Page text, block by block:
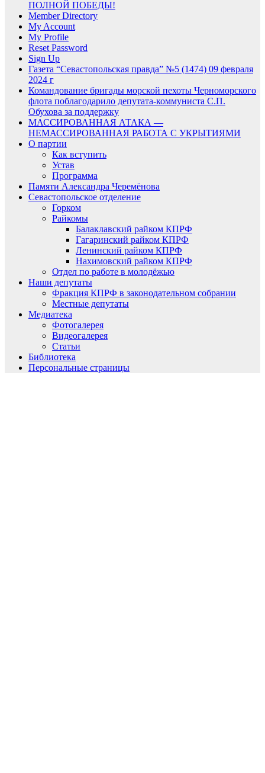
ПОЛНОЙ ПОБЕДЫ!
Member Directory
My Account
My Profile
Reset Password
Sign Up
Газета “Севастопольская правда” №5 (1474) 09 февраля
2024 г
Командование бригады морской пехоты Черноморского
флота поблагодарило депутата-коммуниста С.П.
Обухова за поддержку
МАССИРОВАННАЯ АТАКА —
НЕМАССИРОВАННАЯ РАБОТА С УКРЫТИЯМИ
О партии
Как вступить
Устав
Программа
Памяти Александра Черемёнова
Севастопольское отделение
Горком
Райкомы
Балаклавский райком КПРФ
Гагаринский райком КПРФ
Ленинский райком КПРФ
Нахимовский райком КПРФ
Отдел по работе в молодёжью
Наши депутаты
Фракция КПРФ в законодательном собрании
Местные депутаты
Медиатека
Фотогалерея
Видеогалерея
Статьи
Библиотека
Персональные страницы